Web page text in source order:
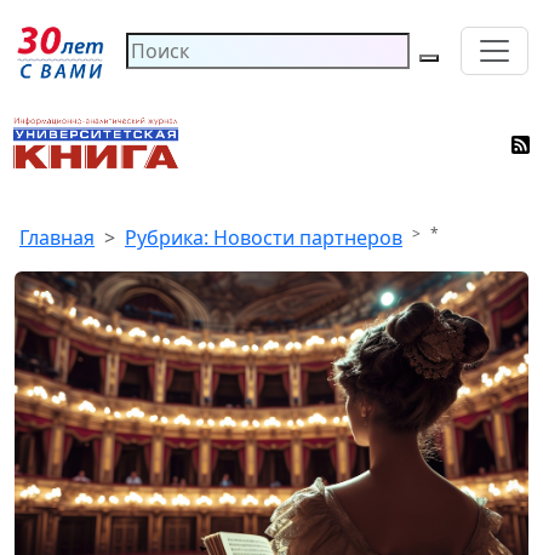
Главная Рубрика: Новости партнеров *